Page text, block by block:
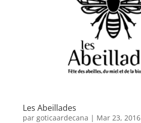
Les Abeillades
par goticaardecana | Mar 23, 2016